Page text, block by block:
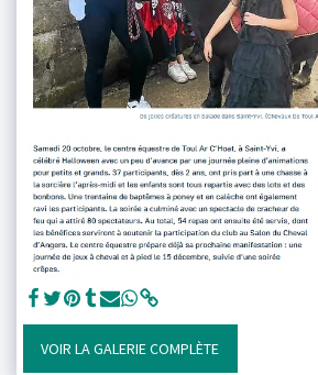
VOIR LA GALERIE COMPLÈTE